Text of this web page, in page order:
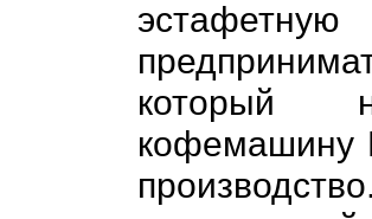
который
кофемашину